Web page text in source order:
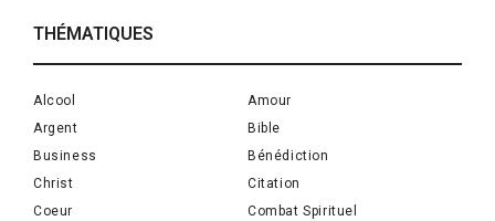
THÉMATIQUES
Alcool
Amour
Argent
Bible
Business
Bénédiction
Christ
Citation
Coeur
Combat Spirituel